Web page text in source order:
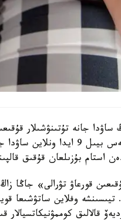
ساۋدا جانە تۇتىنۋشىلار
استام بۇزىلعان قۇقىق
قورعاۋ تۋرالى» جاڭا
وفلاين ساتۋشىعا
قالالىق كوممۋنيكاتسيالار